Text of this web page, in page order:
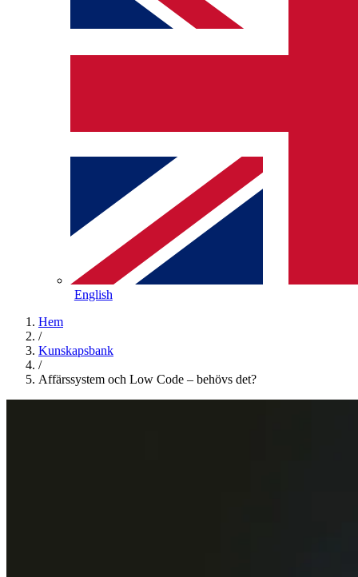
English
Hem
/
Kunskapsbank
/
Affärssystem och Low Code – behövs det?